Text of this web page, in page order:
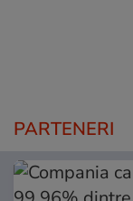
PARTENERI